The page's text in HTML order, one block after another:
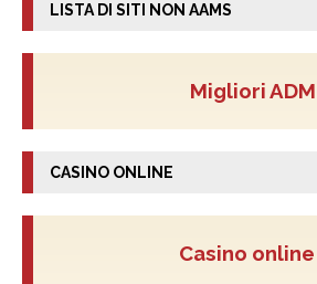
LISTA DI SITI NON AAMS
Migliori ADM
CASINO ONLINE
Casino online